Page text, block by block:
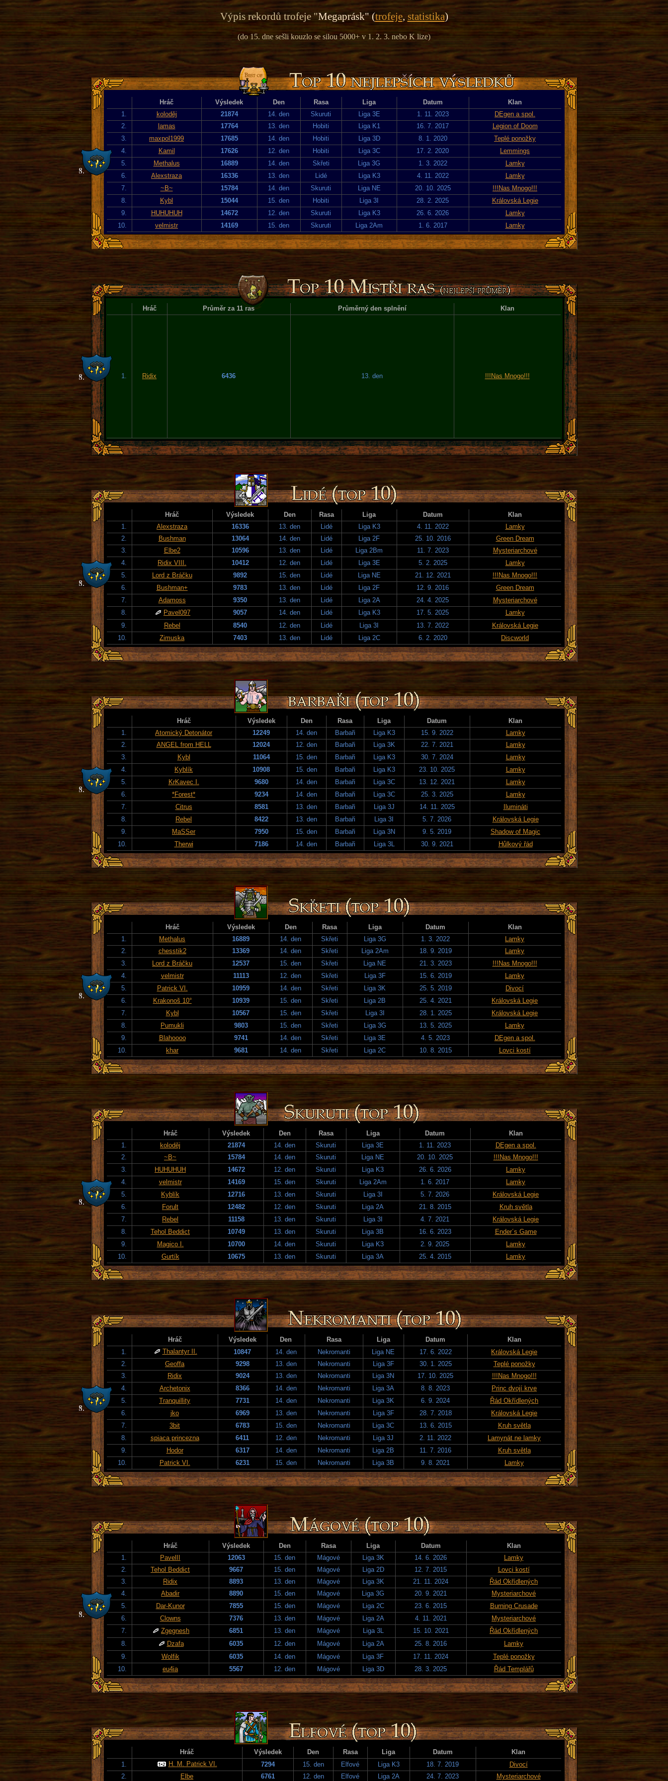
Výpis rekordů trofeje "Megaprásk" (trofeje, statistika)
(do 15. dne sešli kouzlo se silou 5000+ v 1. 2. 3. nebo K lize)
Hráč Výsledek Den Rasa Liga Datum
Klan
1.
koloděj 21874 14. den Skuruti Liga 3E 1. 11. 2023
DEgen a spol.
2.
lamas 17764 13. den Hobiti Liga K1 16. 7. 2017
Legion of Doom
3.
maxpol1999 17685 14. den Hobiti Liga 3D 8. 1. 2020
Teplé ponožky
4.
Kamil 17626 12. den Hobiti Liga 3C 17. 2. 2020
Lemmings
5.
Methalus 16889 14. den Skřeti Liga 3G 1. 3. 2022
Lamky
6.
Alexstraza 16336 13. den Lidé Liga K3 4. 11. 2022
Lamky
7.
~B~ 15784 14. den Skuruti Liga NE 20. 10. 2025
!!!Nas Mnogo!!!
8.
Kybl 15044 15. den Hobiti Liga 3I 28. 2. 2025
Královská Legie
9.
HUHUHUH 14672 12. den Skuruti Liga K3 26. 6. 2026
Lamky
10.
velmistr 14169 15. den Skuruti Liga 2Am 1. 6. 2017 Lamky
Hráč Průměr za 11 ras Průměrný den splnění Klan
1. Ridix 6436 13. den !!!Nas Mnogo!!!
Hráč Výsledek Den Rasa Liga Datum
Klan
1.
Alexstraza 16336 13. den Lidé Liga K3 4. 11. 2022
Lamky
2.
Bushman 13064 14. den Lidé Liga 2F 25. 10. 2016
Green Dream
3.
Elbe2 10596 13. den Lidé Liga 2Bm 11. 7. 2023
Mysteriarchové
4.
Ridix VIII. 10412 12. den Lidé Liga 3E 5. 2. 2025
Lamky
5.
Lord z Bráčku 9892 15. den Lidé Liga NE 21. 12. 2021
!!!Nas Mnogo!!!
6.
Bushman+ 9783 13. den Lidé Liga 2F 12. 9. 2016
Green Dream
7.
Adamoss 9350 13. den Lidé Liga 2A 24. 4. 2025
Mysteriarchové
8.
Pavel097 9057 14. den Lidé Liga K3 17. 5. 2025
Lamky
9.
Rebel 8540 12. den Lidé Liga 3I 13. 7. 2022
Královská Legie
10.
Zimuska 7403 13. den Lidé Liga 2C 6. 2. 2020 Discworld
Hráč Výsledek Den Rasa Liga Datum
Klan
1.
Atomický Detonátor 12249 14. den Barbaři Liga K3 15. 9. 2022
Lamky
2.
ANGEL from HELL 12024 12. den Barbaři Liga 3K 22. 7. 2021
Lamky
3.
Kybl 11064 15. den Barbaři Liga K3 30. 7. 2024
Lamky
4.
Kyblík 10908 15. den Barbaři Liga K3 23. 10. 2025
Lamky
5.
KrKavec I. 9680 14. den Barbaři Liga 3C 13. 12. 2021
Lamky
6.
*Forest* 9234 14. den Barbaři Liga 3C 25. 3. 2025
Lamky
7.
Citrus 8581 13. den Barbaři Liga 3J 14. 11. 2025
Ilumináti
8.
Rebel 8422 13. den Barbaři Liga 3I 5. 7. 2026
Královská Legie
9.
MaSSer 7950 15. den Barbaři Liga 3N 9. 5. 2019
Shadow of Magic
10.
Therwi 7186 14. den Barbaři Liga 3L 30. 9. 2021 Hůlkový řád
Hráč Výsledek Den Rasa Liga Datum
Klan
1.
Methalus 16889 14. den Skřeti Liga 3G 1. 3. 2022
Lamky
2.
chesstik2 13369 14. den Skřeti Liga 2Am 18. 9. 2019
Lamky
3.
Lord z Bráčku 12537 15. den Skřeti Liga NE 21. 3. 2023
!!!Nas Mnogo!!!
4.
velmistr 11113 12. den Skřeti Liga 3F 15. 6. 2019
Lamky
5.
Patrick VI. 10959 14. den Skřeti Liga 3K 25. 5. 2019
Divocí
6.
Krakonoš 10° 10939 15. den Skřeti Liga 2B 25. 4. 2021
Královská Legie
7.
Kybl 10567 15. den Skřeti Liga 3I 28. 1. 2025
Královská Legie
8.
Pumukli 9803 15. den Skřeti Liga 3G 13. 5. 2025
Lamky
9.
Blahoooo 9741 14. den Skřeti Liga 3E 4. 5. 2023
DEgen a spol.
10.
khar 9681 14. den Skřeti Liga 2C 10. 8. 2015 Lovci kostí
Hráč Výsledek Den Rasa Liga Datum
Klan
1.
koloděj 21874 14. den Skuruti Liga 3E 1. 11. 2023
DEgen a spol.
2.
~B~ 15784 14. den Skuruti Liga NE 20. 10. 2025
!!!Nas Mnogo!!!
3.
HUHUHUH 14672 12. den Skuruti Liga K3 26. 6. 2026
Lamky
4.
velmistr 14169 15. den Skuruti Liga 2Am 1. 6. 2017
Lamky
5.
Kyblík 12716 13. den Skuruti Liga 3I 5. 7. 2026
Královská Legie
6.
Forult 12482 12. den Skuruti Liga 2A 21. 8. 2015
Kruh světla
7.
Rebel 11158 13. den Skuruti Liga 3I 4. 7. 2021
Královská Legie
8.
Tehol Beddict 10749 13. den Skuruti Liga 3B 16. 6. 2023
Ender´s Game
9.
Magico I. 10700 14. den Skuruti Liga K3 2. 9. 2025
Lamky
10.
Gurtík 10675 13. den Skuruti Liga 3A 25. 4. 2015 Lamky
Hráč Výsledek Den Rasa Liga Datum
Klan
1.
Thalantyr II. 10847 14. den Nekromanti Liga NE 17. 6. 2022
Královská Legie
2.
Geoffa 9298 13. den Nekromanti Liga 3F 30. 1. 2025
Teplé ponožky
3.
Ridix 9024 13. den Nekromanti Liga 3N 17. 10. 2025
!!!Nas Mnogo!!!
4.
Archetonix 8366 14. den Nekromanti Liga 3A 8. 8. 2023
Princ dvojí krve
5.
Tranquillity 7731 14. den Nekromanti Liga 3K 6. 9. 2024
Řád Okřídlených
6.
jko 6969 13. den Nekromanti Liga 3F 28. 7. 2018
Královská Legie
7.
3bit 6783 15. den Nekromanti Liga 3C 13. 6. 2015
Kruh světla
8.
spiaca princezna 6411 12. den Nekromanti Liga 3J 2. 11. 2022
Lamynát ne lamky
9.
Hodor 6317 14. den Nekromanti Liga 2B 11. 7. 2016
Kruh světla
10.
Patrick VI. 6231 15. den Nekromanti Liga 3B 9. 8. 2021 Lamky
Hráč Výsledek Den Rasa Liga Datum
Klan
1.
PavelII 12063 15. den Mágové Liga 3K 14. 6. 2026
Lamky
2.
Tehol Beddict 9667 15. den Mágové Liga 2D 12. 7. 2015
Lovci kostí
3.
Ridix 8893 13. den Mágové Liga 3K 21. 11. 2024
Řád Okřídlených
4.
Abadir 8890 15. den Mágové Liga 3G 20. 9. 2021
Mysteriarchové
5.
Dar-Kunor 7855 15. den Mágové Liga 2C 23. 6. 2015
Burning Crusade
6.
Clowns 7376 13. den Mágové Liga 2A 4. 11. 2021
Mysteriarchové
7.
Zgegnesh 6851 13. den Mágové Liga 3L 15. 10. 2021
Řád Okřídlených
8.
Dzafa 6035 12. den Mágové Liga 2A 25. 8. 2016
Lamky
9.
Wolfik 6035 14. den Mágové Liga 3F 17. 11. 2024
Teplé ponožky
10.
eu4ia 5567 12. den Mágové Liga 3D 28. 3. 2025 Řád Templářů
Hráč Výsledek Den Rasa Liga Datum
Klan
1.
H. M. Patrick VI. 7294 15. den Elfové Liga K3 18. 7. 2019
Divocí
2.
Elbe 6761 12. den Elfové Liga 2A 24. 7. 2023 Mysteriarchové